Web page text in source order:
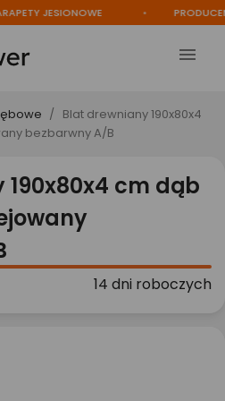
JESIONOWE PRODUCENT

Blat drewniany 190x80x4
bezbarwny A/B
cm dąb
14 dni roboczych